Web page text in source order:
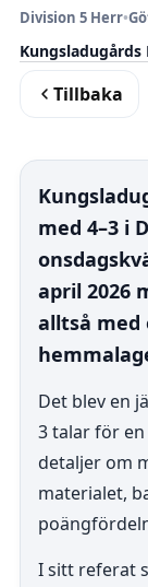
Division 5 Herr•
Kungsladugårds
Tillbaka
med 4–3 i
april 2026
alltså
Det blev en
3 talar för
detaljer om
materialet,
I sitt referat